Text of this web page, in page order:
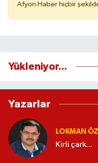
Afyon Haber hiçbir
Yükleniyor...
Yazarlar
LOKMAN
Kirli çark...